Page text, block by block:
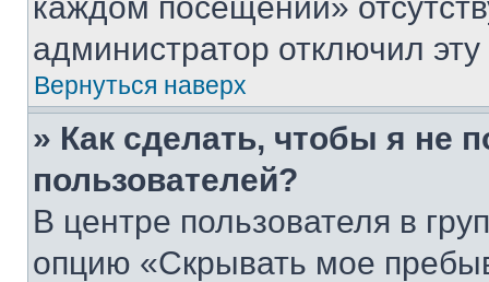
администратор отключил
Вернуться наверх
» Как сделать, чтобы я не
пользователей?
В центре пользователя в
опцию «Скрывать мое